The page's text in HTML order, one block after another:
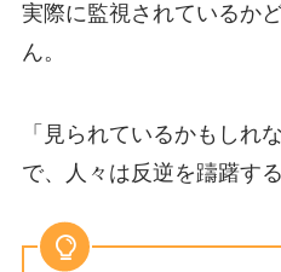
実際に監視されているか
ん。
「見られているかもしれ
で、人々は反逆を躊躇す